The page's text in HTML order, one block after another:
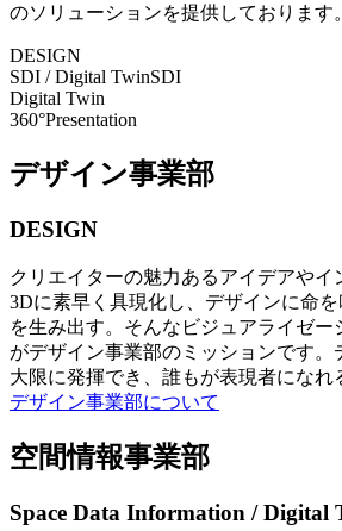
のソリューションを提供しております。
DESIGN
SDI / Digital TwinSDI
Digital Twin
360°Presentation
デザイン事業部
DESIGN
クリエイターの魅力あるアイデアやイ
3Dに素早く具現化し、デザインに命
を生み出す。そんなビジュアライゼ
がデザイン事業部のミッションです。
大限に発揮でき、誰もが表現者になれ
デザイン事業部について
空間情報事業部
Space Data Information / Digital